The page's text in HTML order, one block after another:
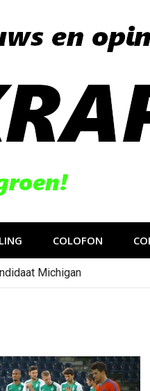
COLOFON
Michigan